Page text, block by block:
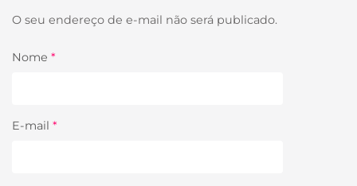
O seu endereço de e-mail não será publicado.
Nome *
E-mail *